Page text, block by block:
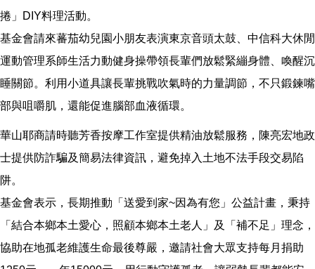
捲」DIY料理活動。
基金會請來蕃茄幼兒園小朋友表演東京音頭太鼓、中信科大休閒
運動管理系師生活力動健身操帶領長輩們放鬆緊繃身體、喚醒沉
睡關節。利用小道具讓長輩挑戰吹氣時的力量調節，不只鍛鍊嘴
部與咀嚼肌，還能促進腦部血液循環。
華山耶商請時聽芳香按摩工作室提供精油放鬆服務，陳亮宏地政
士提供防詐騙及簡易法律資訊，避免掉入土地不法手段交易陷
阱。
基金會表示，長期推動「送愛到家~因為有您」公益計畫，秉持
「結合本鄉本土愛心，照顧本鄉本土老人」及「補不足」理念，
協助在地孤老維護生命最後尊嚴，邀請社會大眾支持每月捐助